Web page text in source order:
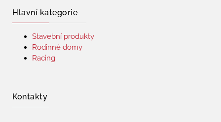
Hlavní kategorie
Stavební produkty
Rodinné domy
Racing
Kontakty